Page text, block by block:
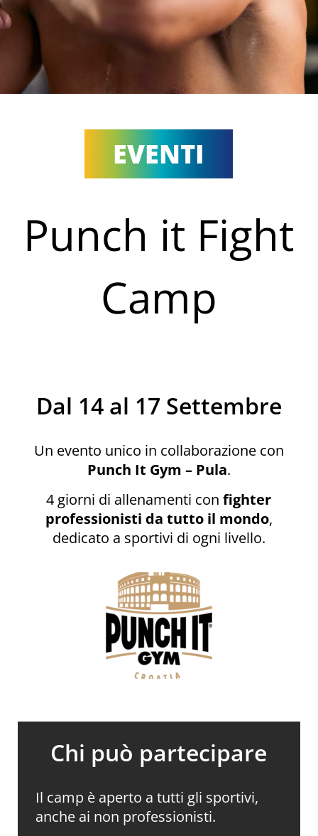
EVENTI
Punch it Fight
Camp
Dal 14 al 17 Settembre
Un evento unico in collaborazione con
Punch It Gym – Pula.
4 giorni di allenamenti confighter
professionisti da tutto il mondo,
dedicato a sportivi di ogni livello.
Chi può partecipare
Il camp è aperto a tutti gli sportivi,
anche ai non professionisti.